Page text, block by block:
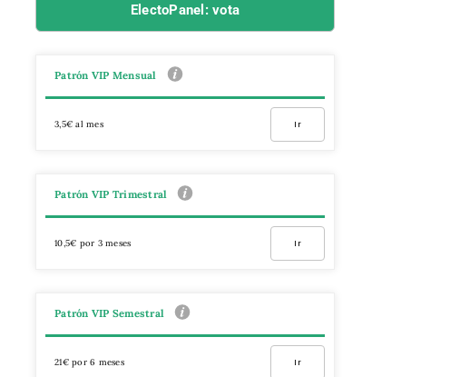
ElectoPanel: vota
Patrón VIP Mensual
3,5€ al mes Ir
Patrón VIP Trimestral
10,5€ por 3 meses Ir
Patrón VIP Semestral
21€ por 6 meses Ir